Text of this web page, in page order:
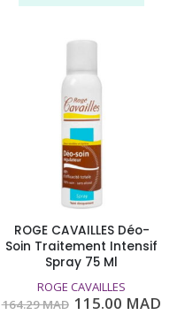
ROGE CAVAILLES Déo-
Soin Traitement Intensif
Spray 75 Ml
ROGE CAVAILLES
164.29MAD Le
115.00 MAD